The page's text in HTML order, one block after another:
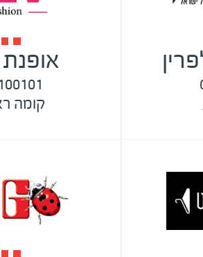
אופנת TLV
קומה